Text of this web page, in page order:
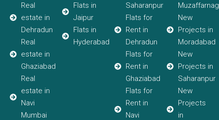
Real
estate in
Dehradun
Real
estate in
Ghaziabad
Real
estate in
Navi
Mumbai
Flats in
Jaipur
Flats in
Hyderabad
Saharanpur
Flats for
Rent in
Dehradun
Flats for
Rent in
Ghaziabad
Flats for
Rent in
Navi
New
Projects in
Moradabad
New
Projects in
Saharanpur
New
Projects
in